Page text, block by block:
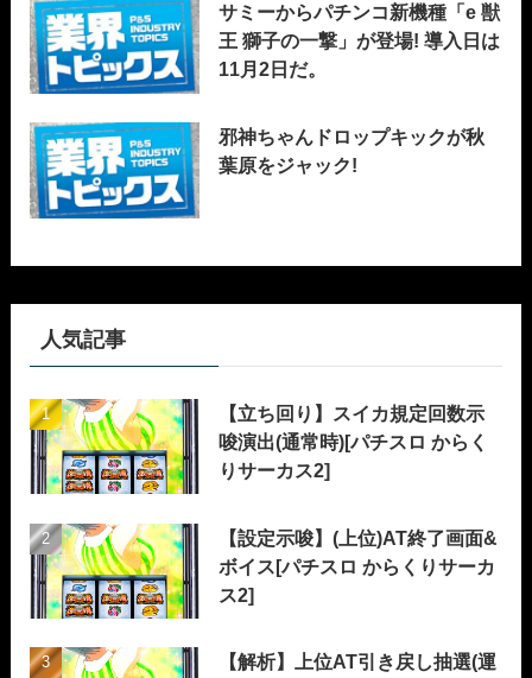
サミーからパチンコ新機種「e 獣
王 獅子の一撃」が登場! 導入日は
11月2日だ。
邪神ちゃんドロップキックが秋
葉原をジャック!
人気記事
【立ち回り】スイカ規定回数示
唆演出(通常時)[パチスロ からく
りサーカス2]
【設定示唆】(上位)AT終了画面&
ボイス[パチスロ からくりサーカ
ス2]
【解析】上位AT引き戻し抽選(運